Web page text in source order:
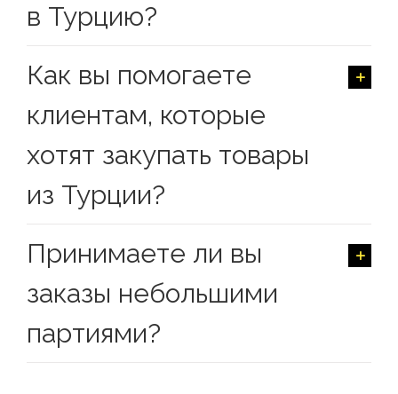
в Турцию?
Как вы помогаете
клиентам, которые
хотят закупать товары
из Турции?
Принимаете ли вы
заказы небольшими
партиями?